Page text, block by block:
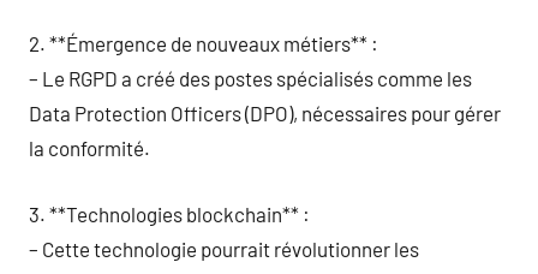
2. **Émergence de nouveaux métiers** :
– Le RGPD a créé des postes spécialisés comme les
Data Protection Officers (DPO), nécessaires pour gérer
la conformité.
3. **Technologies blockchain** :
– Cette technologie pourrait révolutionner les